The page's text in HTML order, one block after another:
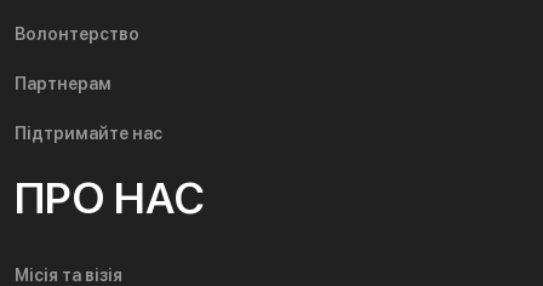
Волонтерство
Партнерам
Підтримайте нас
ПРО НАС
Місія та візія